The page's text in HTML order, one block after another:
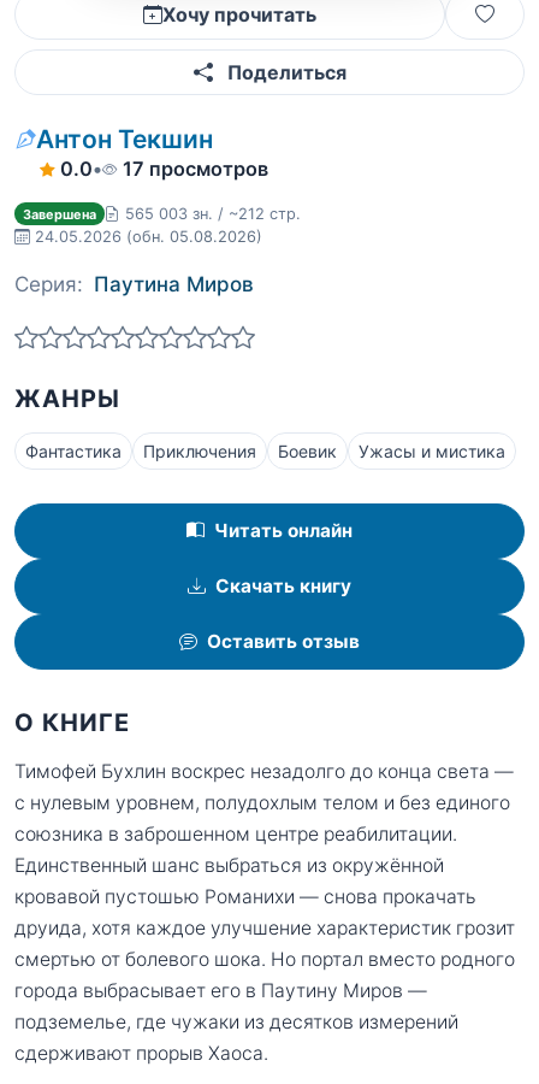
Хочу прочитать
Поделиться
Антон Текшин
0.0• 17 просмотров
Завершена
565 003 зн. / ~212 стр.
24.05.2026 (обн. 05.08.2026)
Серия: Паутина Миров
ЖАНРЫ
Фантастика Приключения Боевик Ужасы и мистика
Читать онлайн
Скачать книгу
Оставить отзыв
О КНИГЕ
Тимофей Бухлин воскрес незадолго до конца света —
с нулевым уровнем, полудохлым телом и без единого
союзника в заброшенном центре реабилитации.
Единственный шанс выбраться из окружённой
кровавой пустошью Романихи — снова прокачать
друида, хотя каждое улучшение характеристик грозит
смертью от болевого шока. Но портал вместо родного
города выбрасывает его в Паутину Миров —
подземелье, где чужаки из десятков измерений
сдерживают прорыв Хаоса.